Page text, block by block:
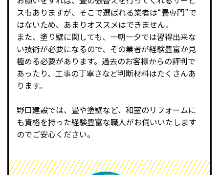
スもありますが、そこで選ばれる業者は“畳専門”で
はないため、あまりオススメはできません。
また、塗り壁に関しても、一朝一夕では習得出来な
い技術が必要になるので、その業者が経験豊富か見
極める必要があります。過去のお客様からの評判で
あったり、工事の丁寧さなど判断材料はたくさんあ
ります。
野口建設では、畳や塗壁など、和室のリフォームに
も資格を持った経験豊富な職人がお伺いいたします
のでご安心ください。